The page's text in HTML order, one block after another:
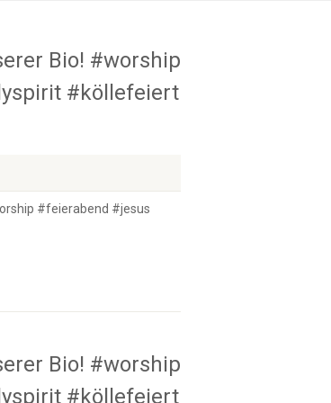
Bio! #worship
#köllefeiert
#feierabend #jesus
Bio! #worship
#köllefeiert